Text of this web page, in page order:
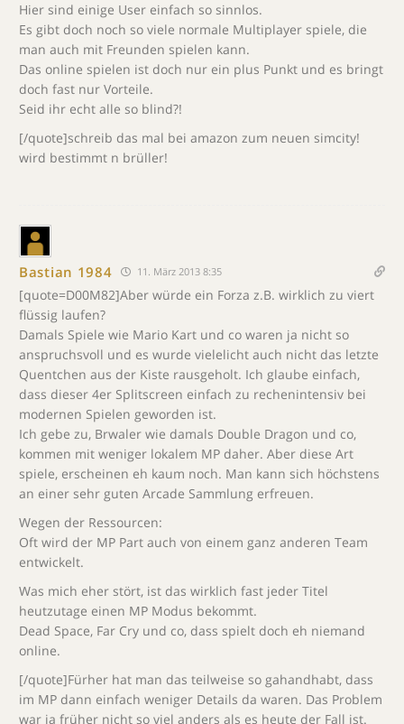
Hier sind einige User einfach so sinnlos.
Es gibt doch noch so viele normale Multiplayer spiele, die
man auch mit Freunden spielen kann.
Das online spielen ist doch nur ein plus Punkt und es bringt
doch fast nur Vorteile.
Seid ihr echt alle so blind?!
[/quote]schreib das mal bei amazon zum neuen simcity!
wird bestimmt n brüller!
Bastian 1984 11. März 2013 8:35
[quote=D00M82]Aber würde ein Forza z.B. wirklich zu viert
flüssig laufen?
Damals Spiele wie Mario Kart und co waren ja nicht so
anspruchsvoll und es wurde vielelicht auch nicht das letzte
Quentchen aus der Kiste rausgeholt. Ich glaube einfach,
dass dieser 4er Splitscreen einfach zu rechenintensiv bei
modernen Spielen geworden ist.
Ich gebe zu, Brwaler wie damals Double Dragon und co,
kommen mit weniger lokalem MP daher. Aber diese Art
spiele, erscheinen eh kaum noch. Man kann sich höchstens
an einer sehr guten Arcade Sammlung erfreuen.
Wegen der Ressourcen:
Oft wird der MP Part auch von einem ganz anderen Team
entwickelt.
Was mich eher stört, ist das wirklich fast jeder Titel
heutzutage einen MP Modus bekommt.
Dead Space, Far Cry und co, dass spielt doch eh niemand
online.
[/quote]Fürher hat man das teilweise so gahandhabt, dass
im MP dann einfach weniger Details da waren. Das Problem
war ja früher nicht so viel anders als es heute der Fall ist.